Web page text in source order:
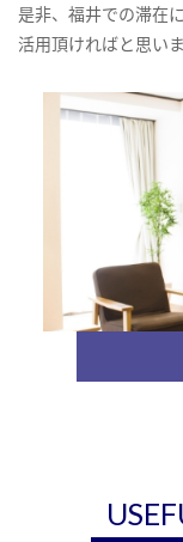
是非、福井での滞在
活用頂ければと思いま